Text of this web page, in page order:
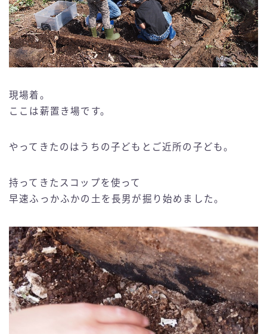
現場着。
ここは薪置き場です。
やってきたのはうちの子どもとご近所の子ども。
持ってきたスコップを使って
早速ふっかふかの土を長男が掘り始めました。